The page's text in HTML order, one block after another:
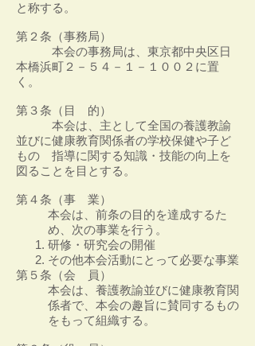
と称する。
第２条（事務局）
本会の事務局は、東京都中央区日
本橋浜町２－５４－１－１００２に置
く。
第３条（目 的）
本会は、主として全国の養護教諭
並びに健康教育関係者の学校保健や子ど
もの 指導に関する知識・技能の向上を
図ることを目とする。
第４条（事 業）
本会は、前条の目的を達成するた
め、次の事業を行う。
研修・研究会の開催
その他本会活動にとって必要な事業
第５条（会 員）
本会は、養護教諭並びに健康教育関
係者で、本会の趣旨に賛同するもの
をもって組織する。